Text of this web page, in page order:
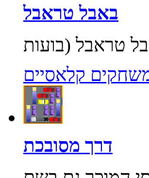
באבל טראבל
קלאסיים
דרך מסובכת